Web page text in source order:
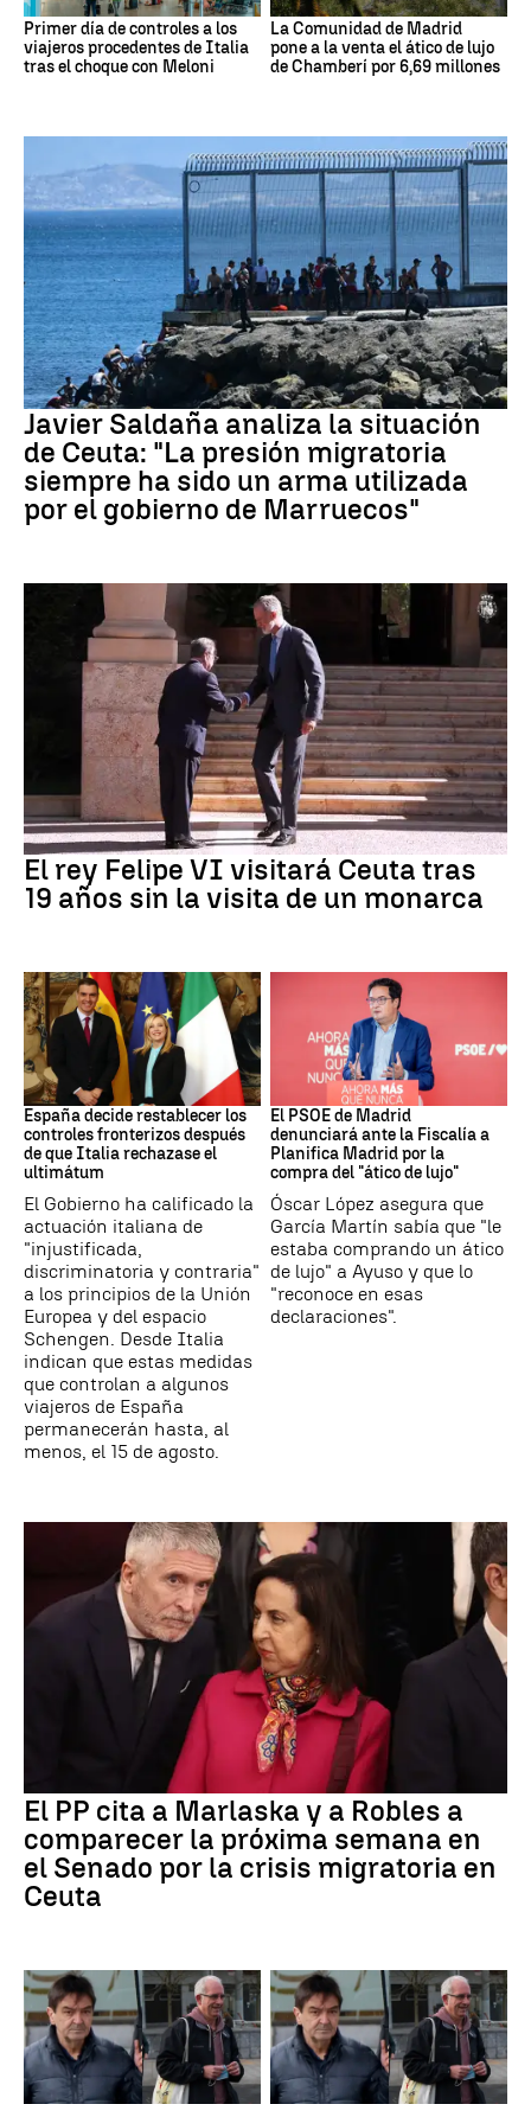
Primer día de controles a los
viajeros procedentes de Italia
tras el choque con Meloni
La Comunidad de Madrid
pone a la venta el ático de lujo
de Chamberí por 6,69 millones
Crisis migratoria Ceuta
Javier Saldaña analiza la situación
de Ceuta: "La presión migratoria
siempre ha sido un arma utilizada
por el gobierno de Marruecos"
Crisis Migratoria
El rey Felipe VI visitará Ceuta tras
19 años sin la visita de un monarca
CRISIS MIGRATORIA
España decide restablecer los
controles fronterizos después
de que Italia rechazase el
ultimátum
El Gobierno ha calificado la
actuación italiana de
"injustificada,
discriminatoria y contraria"
a los principios de la Unión
Europea y del espacio
Schengen. Desde Italia
indican que estas medidas
que controlan a algunos
viajeros de España
permanecerán hasta, al
menos, el 15 de agosto.
PSOE MADRID
El PSOE de Madrid
denunciará ante la Fiscalía a
Planifica Madrid por la
compra del "ático de lujo"
Óscar López asegura que
García Martín sabía que "le
estaba comprando un ático
de lujo" a Ayuso y que lo
"reconoce en esas
declaraciones".
El PP cita a Marlaska y a Robles a
comparecer la próxima semana en
el Senado por la crisis migratoria en
Ceuta